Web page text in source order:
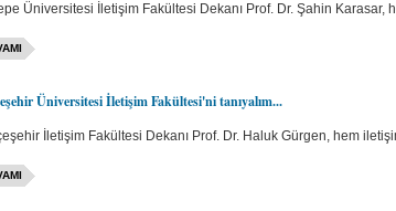
Üniversitesi İletişim Fakültesi Dekanı Prof. Dr. Şahin
Üniversitesi İletişim Fakültesi'ni tanıyalım...
İletişim Fakültesi Dekanı Prof. Dr. Haluk Gürgen, hem